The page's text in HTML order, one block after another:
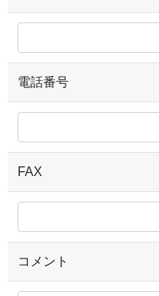
電話番号
FAX
コメント